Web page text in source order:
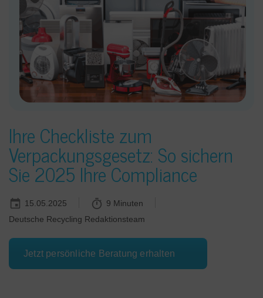
Ihre Checkliste zum
Verpackungsgesetz: So sichern
Sie 2025 Ihre Compliance
15.05.2025
9 Minuten
Deutsche Recycling Redaktionsteam
Jetzt persönliche Beratung erhalten